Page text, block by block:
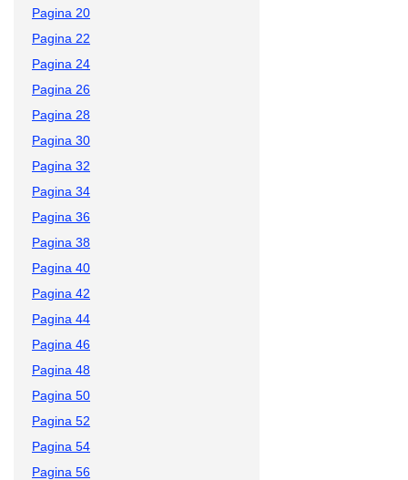
Pagina 20
Pagina 22
Pagina 24
Pagina 26
Pagina 28
Pagina 30
Pagina 32
Pagina 34
Pagina 36
Pagina 38
Pagina 40
Pagina 42
Pagina 44
Pagina 46
Pagina 48
Pagina 50
Pagina 52
Pagina 54
Pagina 56